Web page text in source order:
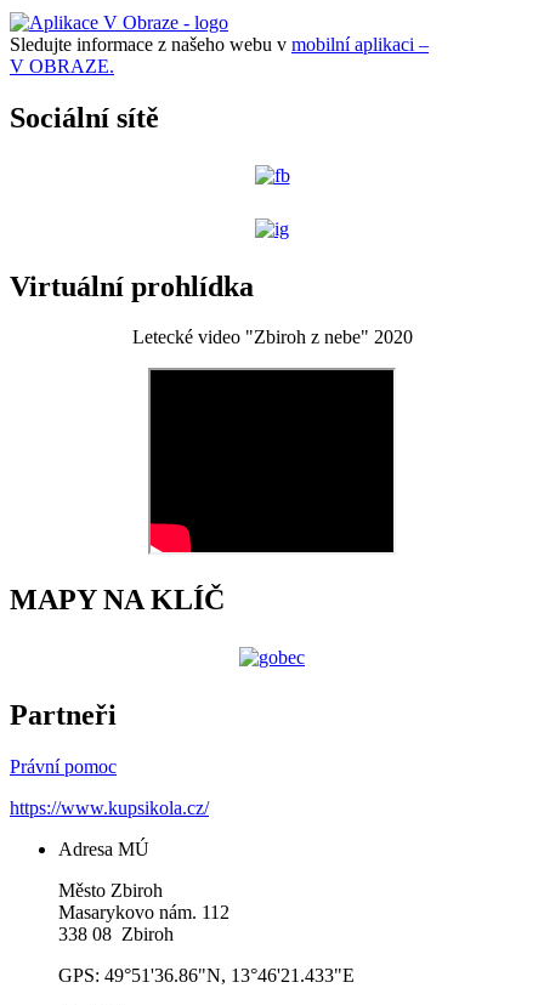
Sledujte informace z našeho webu v mobilní aplikaci –
V OBRAZE.
Sociální sítě
Virtuální prohlídka
Letecké video "Zbiroh z nebe" 2020
MAPY NA KLÍČ
Partneři
Právní pomoc
https://www.kupsikola.cz/
Adresa MÚ
Město Zbiroh
Masarykovo nám. 112
338 08 Zbiroh
GPS: 49°51'36.86"N, 13°46'21.433"E